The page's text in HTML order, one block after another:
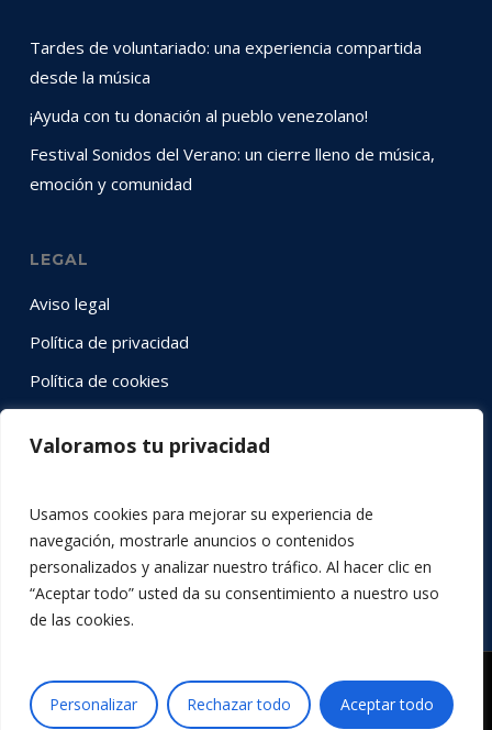
Valoramos tu privacidad
Usamos cookies para mejorar su experiencia de
navegación, mostrarle anuncios o contenidos
personalizados y analizar nuestro tráfico. Al hacer clic en
“Aceptar todo” usted da su consentimiento a nuestro uso
de las cookies.
Personalizar Rechazar todo Aceptar todo
Tardes de voluntariado: una experiencia compartida
desde la música
¡Ayuda con tu donación al pueblo venezolano!
Festival Sonidos del Verano: un cierre lleno de música,
emoción y comunidad
LEGAL
Aviso legal
Política de privacidad
Política de cookies
SÍGUENOS EN RRSS
Facebook
© 2026 Acción por la Música.